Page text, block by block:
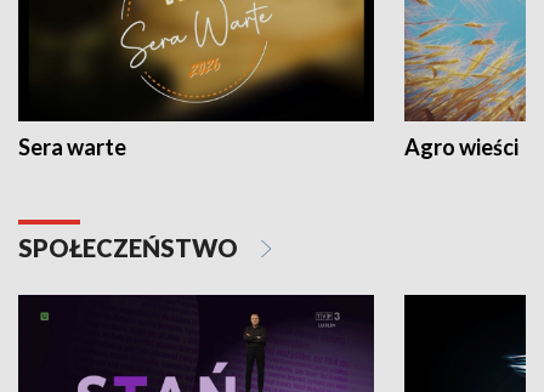
Sera warte Agro wieści
SPOŁECZEŃSTWO